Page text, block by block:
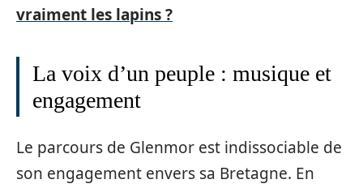
vraiment les lapins ?
La voix d’un peuple : musique et
engagement
Le parcours de Glenmor est indissociable de
son engagement envers sa Bretagne. En